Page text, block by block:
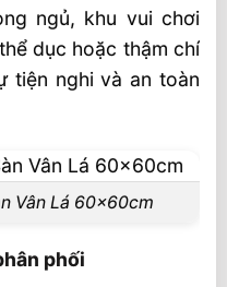
ngủ, khu vui chơi
dục hoặc thậm chí
tiện nghi và an toàn
Vân Lá 60x60cm
phối